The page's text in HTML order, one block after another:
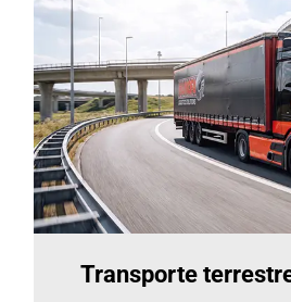
Transporte